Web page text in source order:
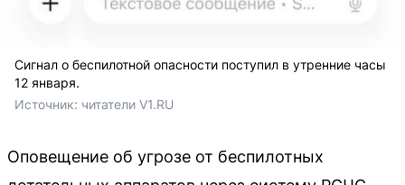
Сигнал о беспилотной опасности поступил в утренние часы
12 января.
Источник: читатели V1.RU
Оповещение об угрозе от беспилотных